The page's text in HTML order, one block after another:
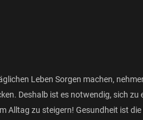
Leben Sorgen machen,
Deshalb ist es notwendig, sich zu
Alltag zu steigern! Gesundheit ist